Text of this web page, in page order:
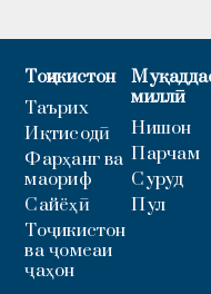
Тоҷикистон
Таърих
Иқтисодӣ
Фарҳанг ва
маориф
Сайёҳӣ
Тоҷикистон
ва ҷомеаи
ҷаҳон
миллӣ
Нишон
Парчам
Суруд
Пул